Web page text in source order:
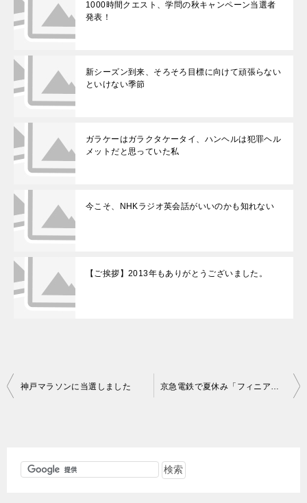
1000時間クエスト、学問の秋キャンペーン当選者
発表！
新シーズン到来、そろそろ目標に向けて頑張らない
といけない季節
ガラケーはガラクタケータイ、ハンヘルは犯罪ヘル
メットだと思っていた私
今こそ、NHKラジオ英会話がいいのかも知れない
【ご挨拶】2013年もありがとうございました。
投
神戸マラソンに当選しました 京急電鉄で夏休み「フィニアスとファーブ」のスタンプラリー